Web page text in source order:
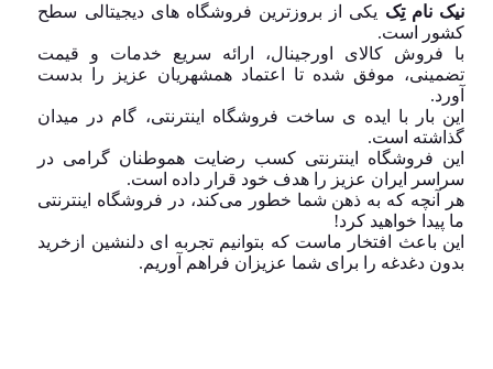
نیک نام تِک یکی از بروزترین فروشگاه های دیجیتالی سطح
کشور است.
با فروش کالای اورجینال، ارائه سریع خدمات و قیمت
تضمینی، موفق شده تا اعتماد همشهریان عزیز را بدست
آورد.
این بار با ایده ی ساخت فروشگاه اینترنتی، گام در میدان
گذاشته است.
این فروشگاه اینترنتی کسب رضایت هموطنان گرامی در
سراسر ایران عزیز را هدف خود قرار داده است.
هر آنچه که به ذهن شما خطور می‌کند، در فروشگاه اینترنتی
ما پیدا خواهید کرد!
این باعث افتخار ماست که بتوانیم تجربه ای دلنشین ازخرید
بدون دغدغه را برای شما عزیزان فراهم آوریم.